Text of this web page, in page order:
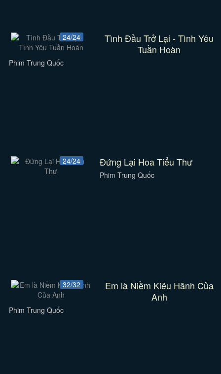
24/24
Tình Đầu Trở Lại - Tình Yêu
Tuần Hoàn
Phim Trung Quốc
24/24 Đứng Lại Hoa Tiểu Thư
Phim Trung Quốc
32/32
Em là Niềm Kiêu Hãnh Của
Anh
Phim Trung Quốc